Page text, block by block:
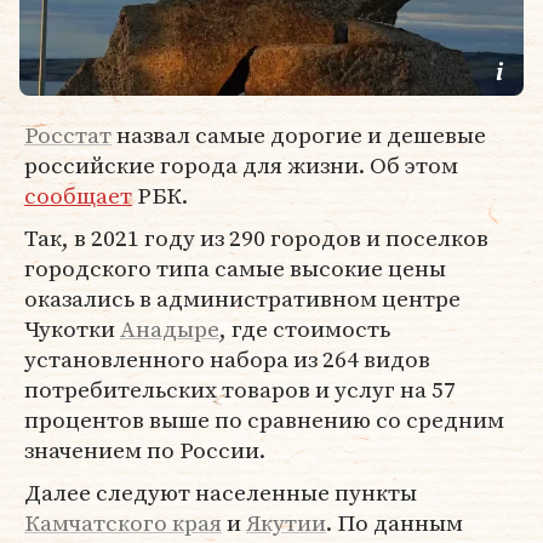
Росстатназвал самые дорогие и дешевые
российские города для жизни. Об этом
сообщаетРБК.
Так, в 2021 году из 290 городов и поселков
городского типа самые высокие цены
оказались в административном центре
ЧукоткиАнадыре, где стоимость
установленного набора из 264 видов
потребительских товаров и услуг на 57
процентов выше по сравнению со средним
значением по России.
Далее следуют населенные пункты
Камчатского краяиЯкутии. По данным